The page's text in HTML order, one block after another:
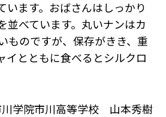
います。おばさんはしっかり
並べています。丸いナンはカ
ものですが、保存がきき、重
イとともに食べるとシルクロ
学院市川高等学校 山本秀樹